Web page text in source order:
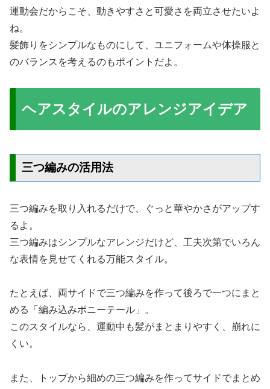
運動会だからこそ、動きやすさと可愛さを両立させたいよ
ね。
髪飾りをシンプルなものにして、ユニフォームや体操服と
のバランスを考えるのもポイントだよ。
ヘアスタイルのアレンジアイデア
三つ編みの活用法
三つ編みを取り入れるだけで、ぐっと華やかさがアップす
るよ。
三つ編みはシンプルなアレンジだけど、工夫次第でいろん
な表情を見せてくれる万能スタイル。
たとえば、両サイドで三つ編みを作って後ろで一つにまと
める「編み込みポニーテール」。
このスタイルなら、運動中も髪がまとまりやすく、崩れに
くい。
また、トップから細めの三つ編みを作ってサイドでまとめ